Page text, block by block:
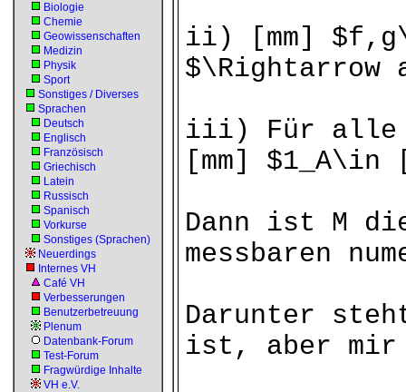
Biologie
Chemie
Geowissenschaften
Medizin
Physik
Sport
Sonstiges / Diverses
Sprachen
Deutsch
Englisch
Französisch
Griechisch
Latein
Russisch
Spanisch
Vorkurse
Sonstiges (Sprachen)
Neuerdings
Internes VH
Café VH
Verbesserungen
Benutzerbetreuung
Plenum
Datenbank-Forum
Test-Forum
Fragwürdige Inhalte
VH e.V.
ii) [mm]
$\Rightarrow
iii) Für alle
[mm] $1_A\in
Dann ist M
messbaren
Darunter
ist, aber